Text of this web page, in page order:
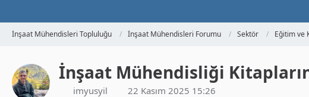
İnşaat Mühendisleri Topluluğu İnşaat Mühendisleri Forumu Sektör Eğitim ve
İnşaat Mühendisliği
imyusyil 22 Kasım 2025 15:26